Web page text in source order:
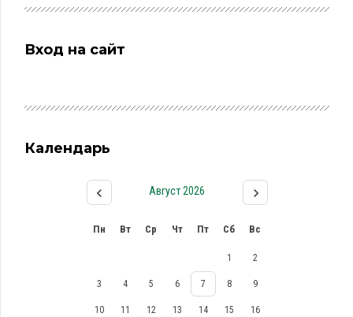
Вход на сайт
Календарь
Август 2026
Пн Вт Ср Чт Пт Сб Вс
1 2
3 4 5 6 7 8 9
10 11 12 13 14 15 16